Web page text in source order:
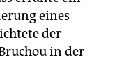
eines
der
in der